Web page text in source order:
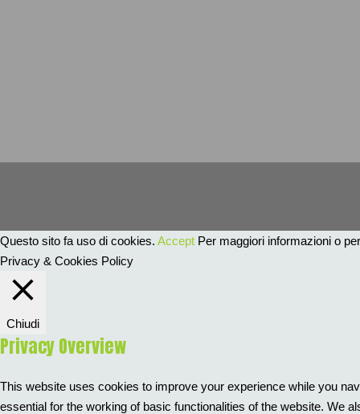
Questo sito fa uso di cookies. Accept Per maggiori informazioni o
Privacy & Cookies Policy
Chiudi
Privacy Overview
This website uses cookies to improve your experience while you
essential for the working of basic functionalities of the website. We